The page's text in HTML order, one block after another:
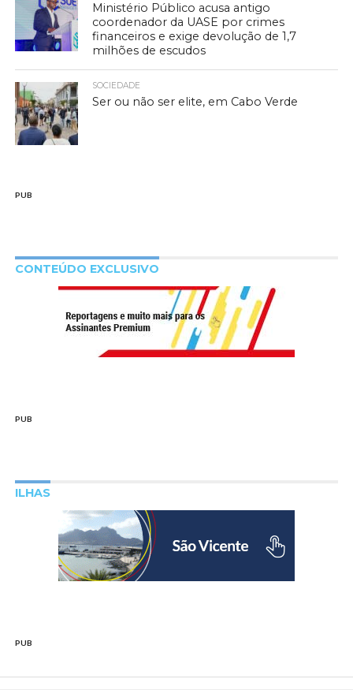
Ministério Público acusa antigo
coordenador da UASE por crimes
financeiros e exige devolução de 1,7
milhões de escudos
SOCIEDADE
Ser ou não ser elite, em Cabo Verde
PUB
CONTEÚDO EXCLUSIVO
PUB
ILHAS
PUB